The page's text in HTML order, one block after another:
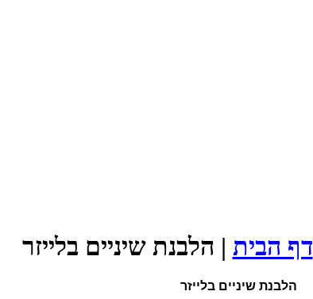
דף הבית | הלבנת שיניים בלייזר
הלבנת שיניים בלייזר